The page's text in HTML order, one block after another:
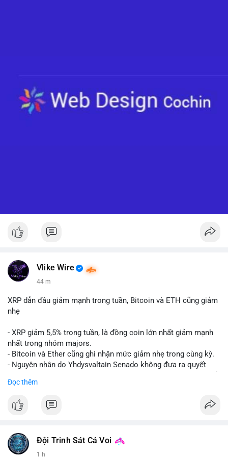
Vlike Wire
44 m
XRP dẫn đầu giảm mạnh trong tuần, Bitcoin và ETH cũng giảm
nhẹ
- XRP giảm 5,5% trong tuần, là đồng coin lớn nhất giảm mạnh
nhất trong nhóm majors.
- Bitcoin và Ether cũng ghi nhận mức giảm nhẹ trong cùng kỳ.
- Nguyên nhân do Yhdysvaltain Senado không đưa ra quyết
hè, đẩy việc thảo luận sang tháng 9.
XRP và Ripple, ảnh hưởng đến tâm lý nhà đầu tư.
#ripple
Đọc thêm
Đội Trinh Sát Cá Voi
1 h